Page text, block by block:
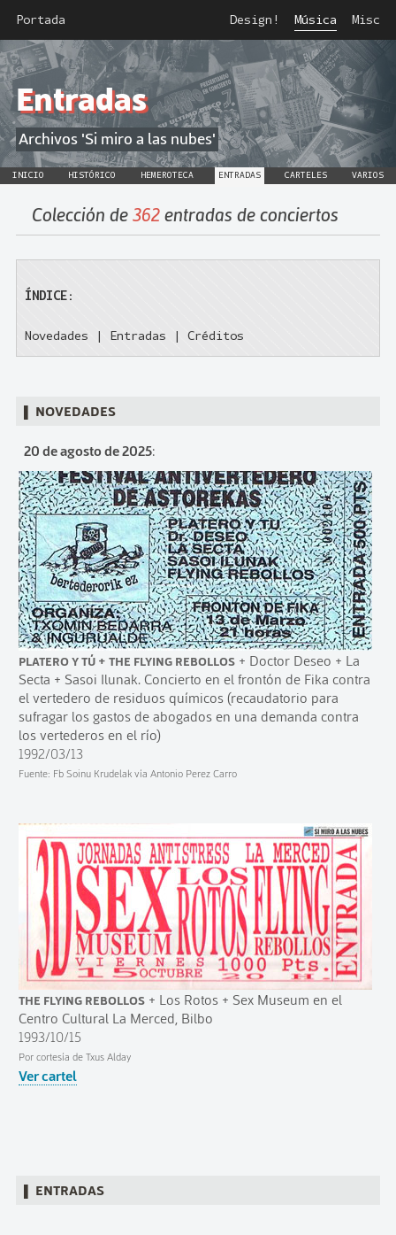
Portada Design! Música Misc
Entradas
Archivos 'Si miro a las nubes'
INICIO HISTÓRICO HEMEROTECA ENTRADAS CARTELES VARIOS
Colección de 362 entradas de conciertos
ÍNDICE:
Novedades | Entradas | Créditos
▌ Novedades
20 de agosto de 2025:
Platero y Tú + The Flying Rebollos + Doctor Deseo + La
Secta + Sasoi Ilunak. Concierto en el frontón de Fika contra
el vertedero de residuos químicos (recaudatorio para
sufragar los gastos de abogados en una demanda contra
los vertederos en el río)
1992/03/13
Fuente: Fb Soinu Krudelak vía Antonio Perez Carro
The Flying Rebollos + Los Rotos + Sex Museum en el
Centro Cultural La Merced, Bilbo
1993/10/15
Por cortesía de Txus Alday
Ver cartel
▌ Entradas